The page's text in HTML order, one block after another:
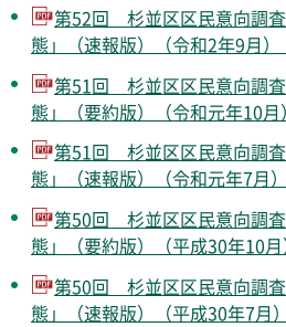
第52回 杉並区区民意向調
態」（速報版）（令和2年9月）
第51回 杉並区区民意向調
態」（要約版）（令和元年10月
第51回 杉並区区民意向調
態」（速報版）（令和元年7月
第50回 杉並区区民意向調
態」（要約版）（平成30年10月
第50回 杉並区区民意向調
態」（速報版）（平成30年7月